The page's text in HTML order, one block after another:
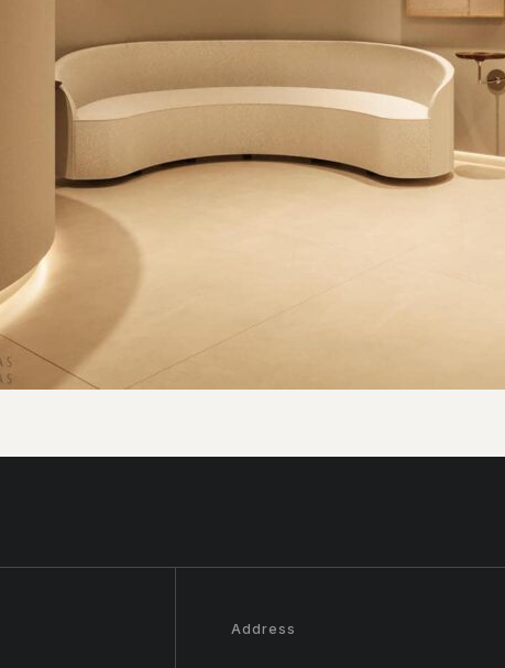
Address